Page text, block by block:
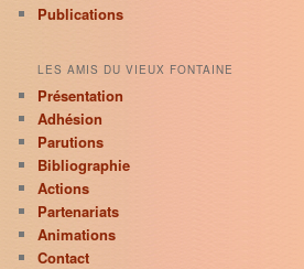
Publications
LES AMIS DU VIEUX FONTAINE
Présentation
Adhésion
Parutions
Bibliographie
Actions
Partenariats
Animations
Contact